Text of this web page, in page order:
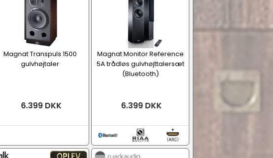
Magnat Transpuls 1500
gulvhøjtaler
6.399 DKK
Magnat Monitor Reference
5A trådløs gulvhøjttalersæt
(Bluetooth)
6.399 DKK